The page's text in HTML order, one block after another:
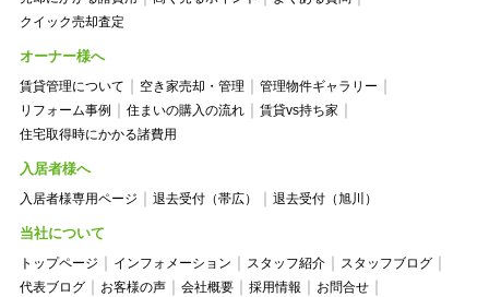
クイック売却査定
オーナー様へ
賃貸管理について 空き家売却・管理
管理物件ギャラリー
リフォーム事例
住まいの購入の流れ
賃貸vs持ち家
住宅取得時にかかる諸費用
入居者様へ
入居者様専用ページ 退去受付（帯広） 退去受付（旭川）
当社について
トップページ インフォメーション スタッフ紹介
スタッフブログ
代表ブログ
お客様の声 会社概要 採用情報
お問合せ